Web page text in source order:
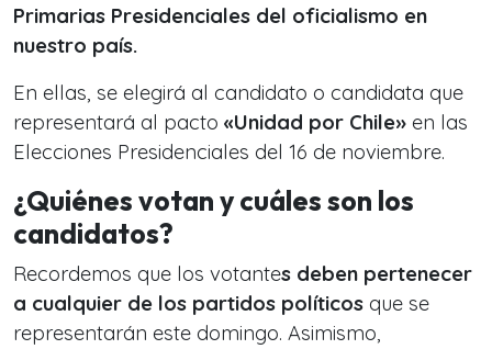
Primarias Presidenciales del oficialismo en
nuestro país.
En ellas, se elegirá al candidato o candidata que
representará al pacto «Unidad por Chile» en las
Elecciones Presidenciales del 16 de noviembre.
¿Quiénes votan y cuáles son los
candidatos?
Recordemos que los votantes deben pertenecer
a cualquier de los partidos políticos que se
representarán este domingo. Asimismo,